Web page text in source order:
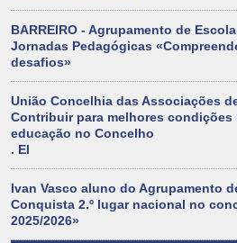
BARREIRO - Agrupamento de
Jornadas Pedagógicas
desafios»
União Concelhia das Associações
Contribuir para melhores condições
educação no Concelho
. El
Ivan Vasco aluno do Agrupamento
Conquista 2.º lugar nacional no
2025/2026»